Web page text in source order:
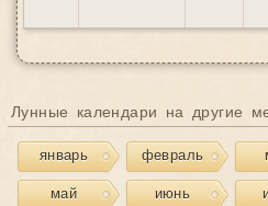
Лунные календари на другие
январь февраль
май июнь